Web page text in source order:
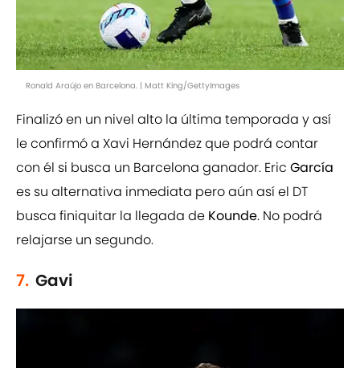
Ronald Araújo en Barcelona. | Matt King/GettyImages
Finalizó en un nivel alto la última temporada y así
le confirmó a Xavi Hernández que podrá contar
con él si busca un Barcelona ganador. Eric García
es su alternativa inmediata pero aún así el DT
busca finiquitar la llegada de Kounde. No podrá
relajarse un segundo.
7. Gavi